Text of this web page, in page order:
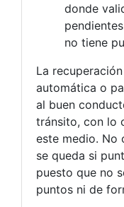
donde
no tiene
La
automática o
al buen
tránsito, con lo
este medio. No
se queda si
puesto que no
puntos ni de